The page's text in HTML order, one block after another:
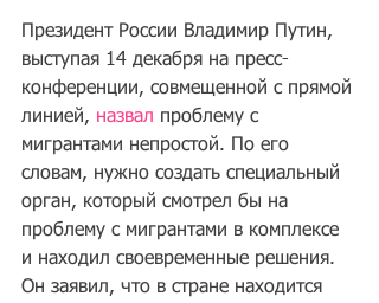
Президент России Владимир Путин,
выступая 14 декабря на пресс-
конференции, совмещенной с прямой
линией, назвал проблему с
мигрантами непростой. По его
словам, нужно создать специальный
орган, который смотрел бы на
проблему с мигрантами в комплексе
и находил своевременные решения.
Он заявил, что в стране находится